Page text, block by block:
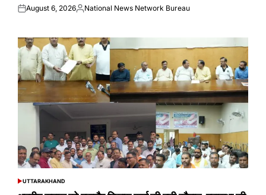
Posted
August 6, 2026Posted
National News Network Bureau
POSTED
UTTARAKHAND